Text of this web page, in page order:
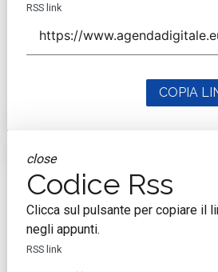
RSS link
COPIA
close
Codice Rss
Clicca sul pulsante per copiare il
negli appunti.
RSS link